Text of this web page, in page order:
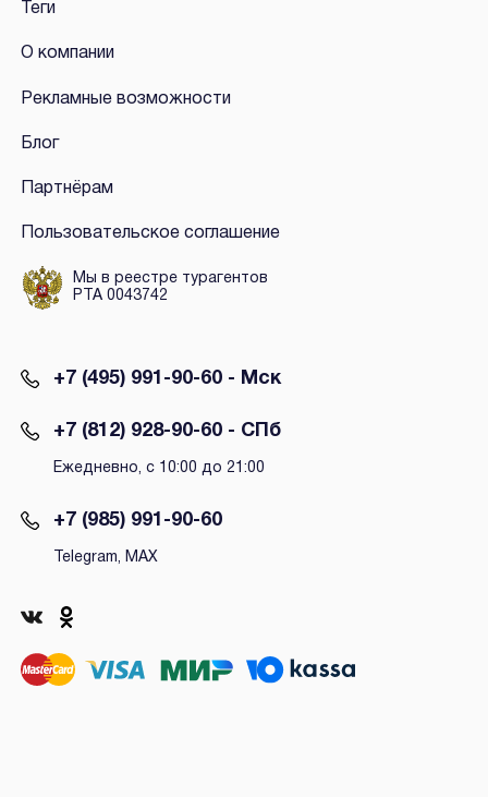
Теги
О компании
Рекламные возможности
Блог
Партнёрам
Пользовательское соглашение
Мы в реестре турагентов
РТА 0043742
+7 (495) 991-90-60 - Мск
+7 (812) 928-90-60 - СПб
Ежедневно, с 10:00 до 21:00
+7 (985) 991-90-60
Telegram, MAX